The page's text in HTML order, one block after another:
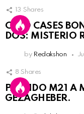
13 Shares
COLD CASES
DOS: MISTERIO
by Redakshon
8 Shares
PARTIDO M21 A
GEZAGHEBER.